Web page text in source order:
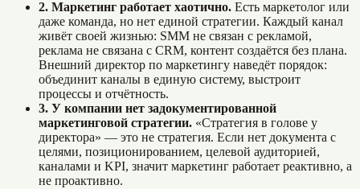
2. Маркетинг работает хаотично. Есть маркетолог или
даже команда, но нет единой стратегии. Каждый канал
живёт своей жизнью: SMM не связан с рекламой,
реклама не связана с CRM, контент создаётся без плана.
Внешний директор по маркетингу наведёт порядок:
объединит каналы в единую систему, выстроит
процессы и отчётность.
3. У компании нет задокументированной
маркетинговой стратегии. «Стратегия в голове у
директора» — это не стратегия. Если нет документа с
целями, позиционированием, целевой аудиторией,
каналами и KPI, значит маркетинг работает реактивно, а
не проактивно.